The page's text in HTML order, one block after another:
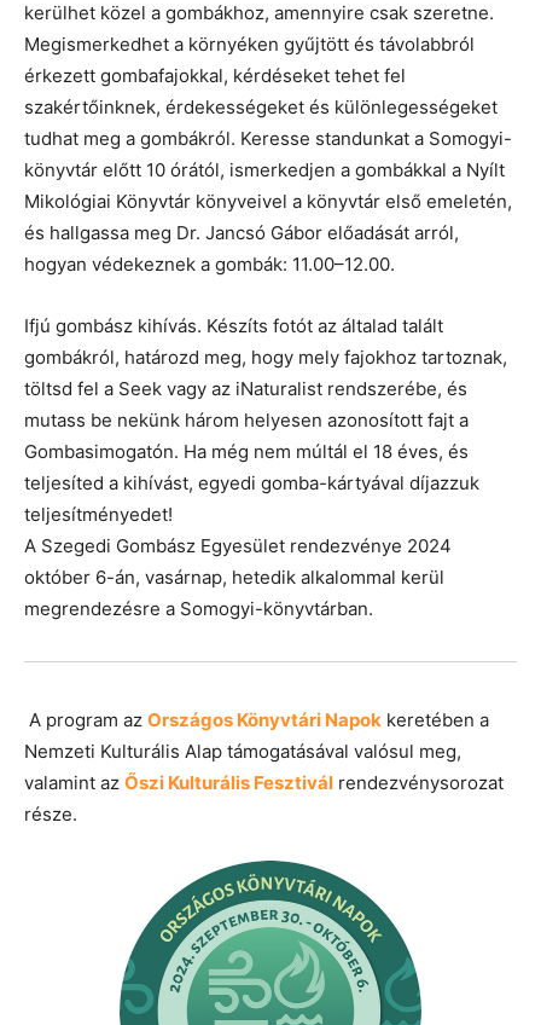
kerülhet közel a gombákhoz, amennyire csak szeretne.
Megismerkedhet a környéken gyűjtött és távolabbról
érkezett gombafajokkal, kérdéseket tehet fel
szakértőinknek, érdekességeket és különlegességeket
tudhat meg a gombákról. Keresse standunkat a Somogyi-
könyvtár előtt 10 órától, ismerkedjen a gombákkal a Nyílt
Mikológiai Könyvtár könyveivel a könyvtár első emeletén,
és hallgassa meg Dr. Jancsó Gábor előadását arról,
hogyan védekeznek a gombák: 11.00–12.00.
Ifjú gombász kihívás. Készíts fotót az általad talált
gombákról, határozd meg, hogy mely fajokhoz tartoznak,
töltsd fel a Seek vagy az iNaturalist rendszerébe, és
mutass be nekünk három helyesen azonosított fajt a
Gombasimogatón. Ha még nem múltál el 18 éves, és
teljesíted a kihívást, egyedi gomba-kártyával díjazzuk
teljesítményedet!
A Szegedi Gombász Egyesület rendezvénye 2024
október 6-án, vasárnap, hetedik alkalommal kerül
megrendezésre a Somogyi-könyvtárban.
A program az Országos Könyvtári Napok keretében a
Nemzeti Kulturális Alap támogatásával valósul meg,
valamint az Őszi Kulturális Fesztivál rendezvénysorozat
része.